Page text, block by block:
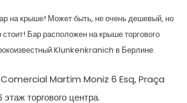
на крыше! Может быть, не очень дешевый, но
стоит! Бар расположен на крыше торгового
Klunkenkranich в Берлине.
Martim Moniz 6 Esq, Praça
торгового центра.